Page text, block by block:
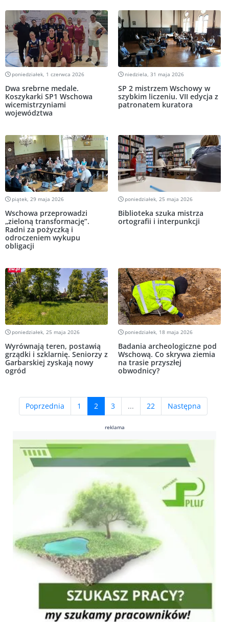
poniedziałek, 1 czerwca 2026
Dwa srebrne medale.
Koszykarki SP1 Wschowa
wicemistrzyniami
województwa
niedziela, 31 maja 2026
SP 2 mistrzem Wschowy w
szybkim liczeniu. VII edycja z
patronatem kuratora
piątek, 29 maja 2026
Wschowa przeprowadzi
„zieloną transformację”.
Radni za pożyczką i
odroczeniem wykupu
obligacji
poniedziałek, 25 maja 2026
Biblioteka szuka mistrza
ortografii i interpunkcji
poniedziałek, 25 maja 2026
Wyrównają teren, postawią
grządki i szklarnię. Seniorzy z
Garbarskiej zyskają nowy
ogród
poniedziałek, 18 maja 2026
Badania archeologiczne pod
Wschową. Co skrywa ziemia
na trasie przyszłej
obwodnicy?
Poprzednia 1 2(current)
3 ... 22 Następna
reklama